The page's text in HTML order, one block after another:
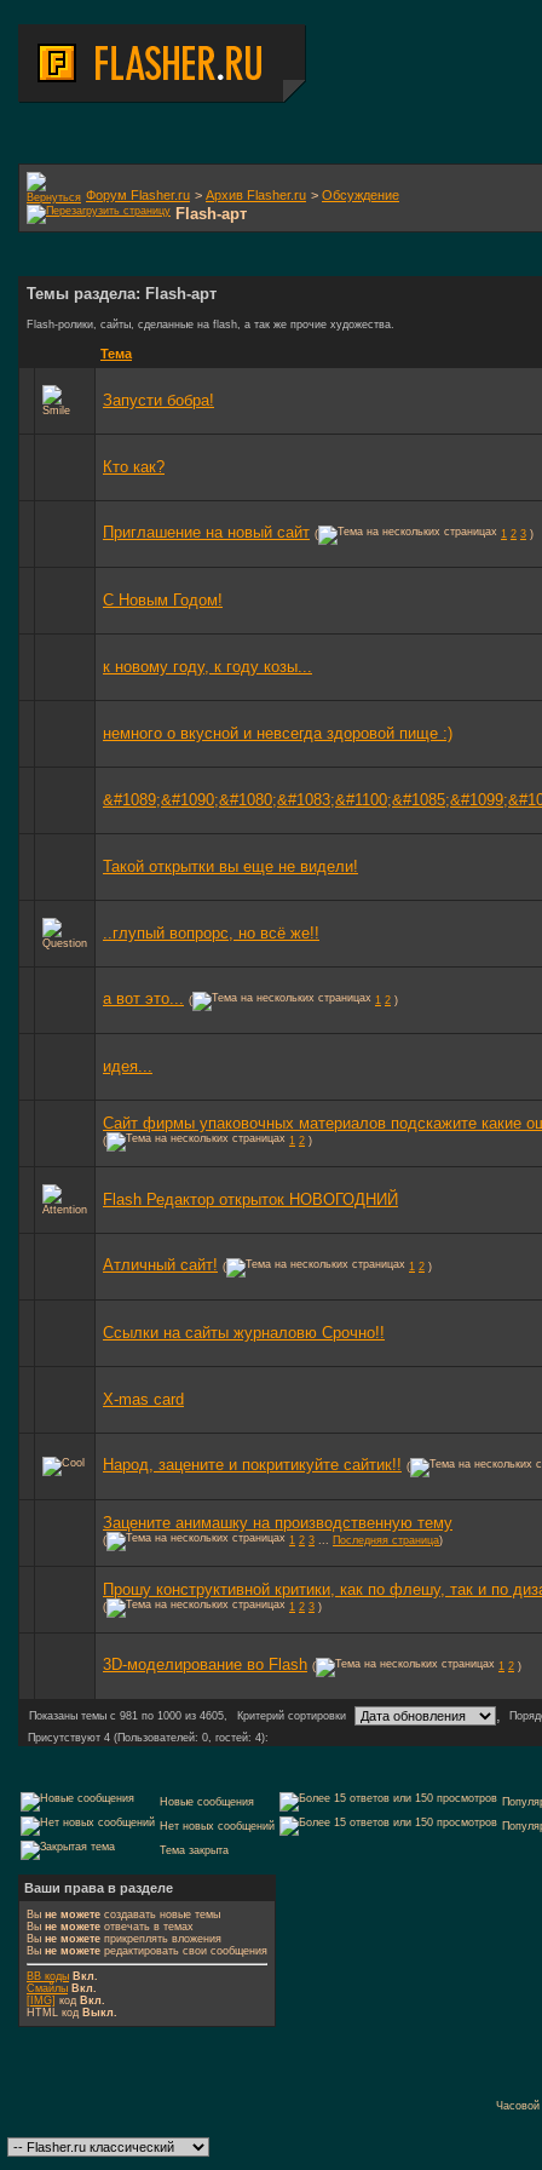
Форум Flasher.ru > Архив Flasher.ru > Обсуждение
Flash-арт
Темы раздела: Flash-арт
Flash-ролики, сайты, сделанные на flash, а так же прочие художества.
Тема
Запусти бобра!
Кто как?
Приглашение на новый сайт ( 1 2 3 )
С Новым Годом!
к новому году, к году козы...
немного о вкусной и невсегда здоровой пище :)
Такой открытки вы еще не видели!
..глупый вопрорс, но всё же!!
а вот это... ( 1 2 )
идея...
Сайт фирмы упаковочных материалов подскажите какие
( 1 2 )
Flash Редактор открыток НОВОГОДНИЙ
Атличный сайт! ( 1 2 )
Ссылки на сайты журналовю Срочно!!
X-mas card
Народ, зацените и покритикуйте сайтик!! (
Зацените анимашку на производственную тему
( 1 2 3 ... Последняя страница)
Прошу конструктивной критики, как по флешу, так и по
( 1 2 3 )
3D-моделирование во Flash ( 1 2 )
Показаны темы с 981 по 1000 из 4605, Критерий сортировки ,
Присутствуют 4 (Пользователей: 0, гостей: 4):
Новые сообщения
Нет новых сообщений
Тема закрыта
Ваши права в разделе
Вы не можете создавать новые темы
Вы не можете отвечать в темах
Вы не можете прикреплять вложения
Вы не можете редактировать свои сообщения
BB коды Вкл.
Смайлы Вкл.
[IMG] код Вкл.
HTML код Выкл.